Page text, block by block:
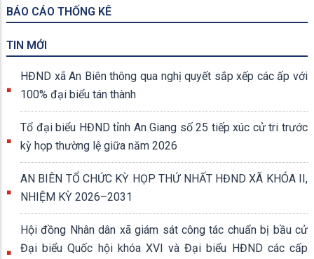
BÁO CÁO THỐNG KÊ
TIN MỚI
HĐND xã An Biên thông qua nghị quyết sắp xếp các ấp với
100% đại biểu tán thành
Tổ đại biểu HĐND tỉnh An Giang số 25 tiếp xúc cử tri trước
kỳ họp thường lệ giữa năm 2026
AN BIÊN TỔ CHỨC KỲ HỌP THỨ NHẤT HĐND XÃ KHÓA II,
NHIỆM KỲ 2026–2031
Hội đồng Nhân dân xã giám sát công tác chuẩn bị bầu cử
Đại biểu Quốc hội khóa XVI và Đại biểu HĐND các cấp